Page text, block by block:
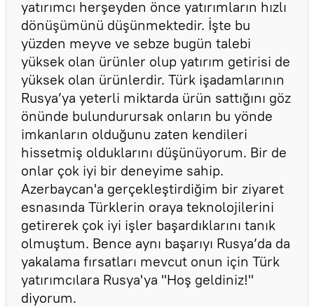
yatırımcı herşeyden önce yatırımların hızlı
dönüşümünü düşünmektedir. İşte bu
yüzden meyve ve sebze bugün talebi
yüksek olan ürünler olup yatırım getirisi de
yüksek olan ürünlerdir. Türk işadamlarının
Rusya’ya yeterli miktarda ürün sattığını göz
önünde bulundurursak onların bu yönde
imkanların olduğunu zaten kendileri
hissetmiş olduklarını düşünüyorum. Bir de
onlar çok iyi bir deneyime sahip.
Azerbaycan'a gerçekleştirdiğim bir ziyaret
esnasında Türklerin oraya teknolojilerini
getirerek çok iyi işler başardıklarını tanık
olmuştum. Bence aynı başarıyı Rusya’da da
yakalama fırsatları mevcut onun için Türk
yatırımcılara Rusya'ya "Hoş geldiniz!"
diyorum.